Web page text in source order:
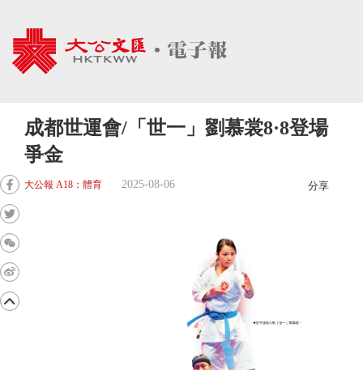
成都世運會/「世一」劉慕裳8·8登場
爭金
大公報 A18：體育 2025-08-06 分享